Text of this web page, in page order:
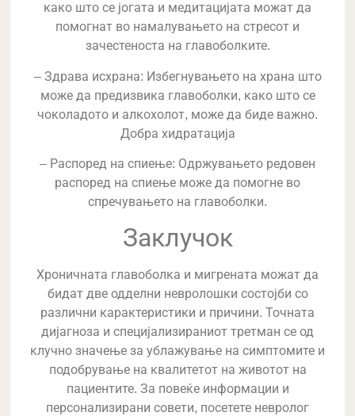
како што се јогата и медитацијата можат да
помогнат во намалувањето на стресот и
зачестеноста на главоболките.
– Здрава исхрана: Избегнувањето на храна што
може да предизвика главоболки, како што се
чоколадото и алкохолот, може да биде важно.
Добра хидратација
– Распоред на спиење: Одржувањето редовен
распоред на спиење може да помогне во
спречувањето на главоболки.
Заклучок
Хроничната главоболка и мигрената можат да
бидат две одделни невролошки состојби со
различни карактеристики и причини. Точната
дијагноза и специјализираниот третман се од
клучно значење за ублажување на симптомите и
подобрување на квалитетот на животот на
пациентите. За повеќе информации и
персонализирани совети, посетете невролог